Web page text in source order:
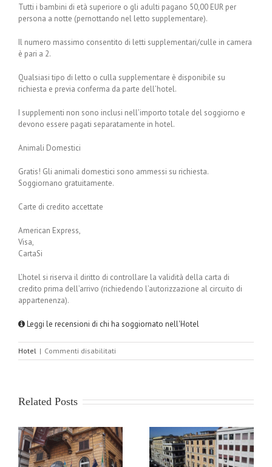
Tutti i bambini di età superiore o gli adulti pagano 50,00 EUR per
persona a notte (pernottando nel letto supplementare).
Il numero massimo consentito di letti supplementari/culle in camera
è pari a 2.
Qualsiasi tipo di letto o culla supplementare è disponibile su
richiesta e previa conferma da parte dell’hotel.
I supplementi non sono inclusi nell’importo totale del soggiorno e
devono essere pagati separatamente in hotel.
Animali Domestici
Gratis! Gli animali domestici sono ammessi su richiesta.
Soggiornano gratuitamente.
Carte di credito accettate
American Express,
Visa,
CartaSi
L’hotel si riserva il diritto di controllare la validità della carta di
credito prima dell’arrivo (richiedendo l’autorizzazione al circuito di
appartenenza).
Leggi le recensioni di chi ha soggiornato nell'Hotel
Hotel | Commenti disabilitati
Hotel
Related Posts